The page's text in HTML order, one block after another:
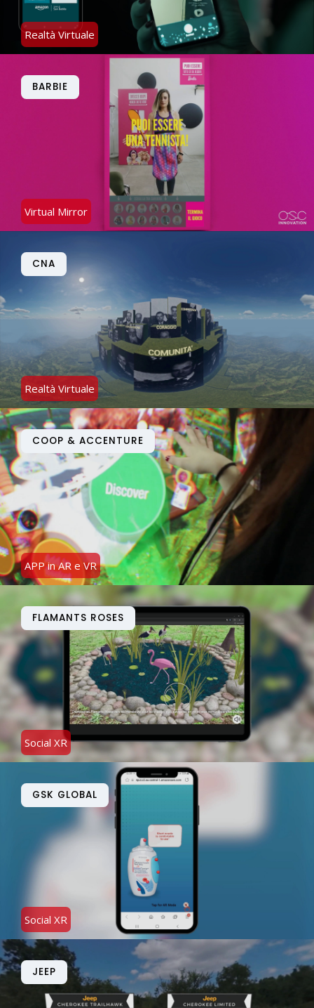
Realtà Virtuale
BARBIE
Virtual Mirror
CNA
Realtà Virtuale
COOP & ACCENTURE
APP in AR e VR
FLAMANTS ROSES
Social XR
GSK GLOBAL
Social XR
JEEP